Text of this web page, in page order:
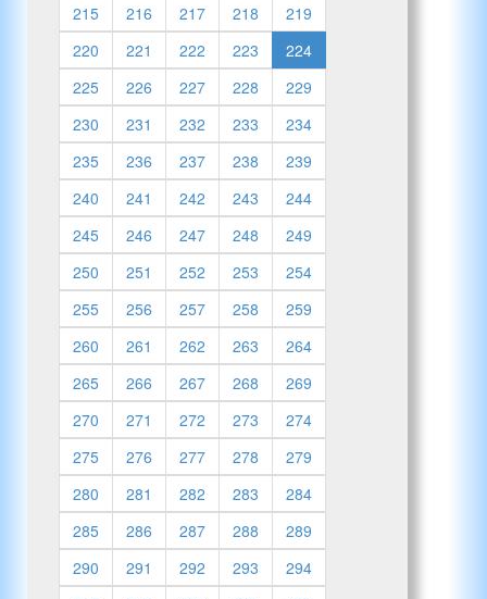
215
216 217 218
219
220
221 222 223
224
225
226 227 228
229
230
231 232 233
234
235
236 237 238
239
240
241 242 243
244
245
246 247 248
249
250
251 252 253
254
255
256 257 258
259
260
261 262 263
264
265
266 267 268
269
270
271 272 273
274
275
276 277 278
279
280
281 282 283
284
285
286 287 288
289
290
291 292 293
294